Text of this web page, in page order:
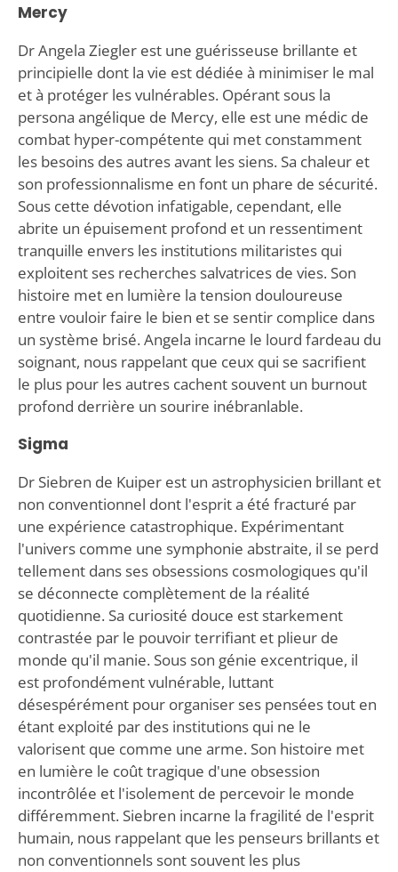
Mercy
Dr Angela Ziegler est une guérisseuse brillante et
principielle dont la vie est dédiée à minimiser le mal
et à protéger les vulnérables. Opérant sous la
persona angélique de Mercy, elle est une médic de
combat hyper-compétente qui met constamment
les besoins des autres avant les siens. Sa chaleur et
son professionnalisme en font un phare de sécurité.
Sous cette dévotion infatigable, cependant, elle
abrite un épuisement profond et un ressentiment
tranquille envers les institutions militaristes qui
exploitent ses recherches salvatrices de vies. Son
histoire met en lumière la tension douloureuse
entre vouloir faire le bien et se sentir complice dans
un système brisé. Angela incarne le lourd fardeau du
soignant, nous rappelant que ceux qui se sacrifient
le plus pour les autres cachent souvent un burnout
profond derrière un sourire inébranlable.
Sigma
Dr Siebren de Kuiper est un astrophysicien brillant et
non conventionnel dont l'esprit a été fracturé par
une expérience catastrophique. Expérimentant
l'univers comme une symphonie abstraite, il se perd
tellement dans ses obsessions cosmologiques qu'il
se déconnecte complètement de la réalité
quotidienne. Sa curiosité douce est starkement
contrastée par le pouvoir terrifiant et plieur de
monde qu'il manie. Sous son génie excentrique, il
est profondément vulnérable, luttant
désespérément pour organiser ses pensées tout en
étant exploité par des institutions qui ne le
valorisent que comme une arme. Son histoire met
en lumière le coût tragique d'une obsession
incontrôlée et l'isolement de percevoir le monde
différemment. Siebren incarne la fragilité de l'esprit
humain, nous rappelant que les penseurs brillants et
non conventionnels sont souvent les plus